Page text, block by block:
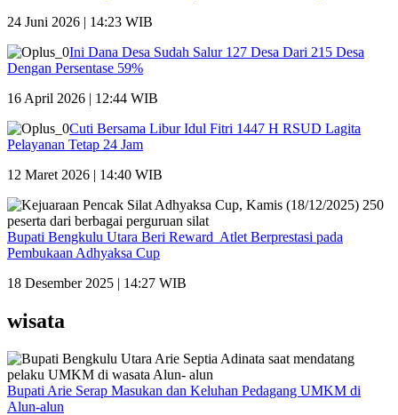
24 Juni 2026 | 14:23 WIB
Ini Dana Desa Sudah Salur 127 Desa Dari 215 Desa
Dengan Persentase 59%
16 April 2026 | 12:44 WIB
Cuti Bersama Libur Idul Fitri 1447 H RSUD Lagita
Pelayanan Tetap 24 Jam
12 Maret 2026 | 14:40 WIB
Bupati Bengkulu Utara Beri Reward Atlet Berprestasi pada
Pembukaan Adhyaksa Cup
18 Desember 2025 | 14:27 WIB
wisata
Bupati Arie Serap Masukan dan Keluhan Pedagang UMKM di
Alun-alun